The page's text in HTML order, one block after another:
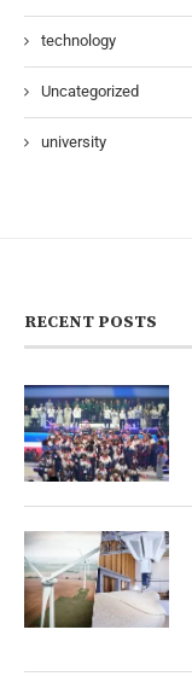
technology
Uncategorized
university
RECENT POSTS